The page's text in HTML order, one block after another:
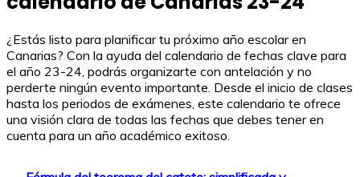
¿Estás listo para planificar tu próximo año escolar en
Canarias? Con la ayuda del calendario de fechas clave para
el año 23-24, podrás organizarte con antelación y no
perderte ningún evento importante. Desde el inicio de clases
hasta los periodos de exámenes, este calendario te ofrece
una visión clara de todas las fechas que debes tener en
cuenta para un año académico exitoso.